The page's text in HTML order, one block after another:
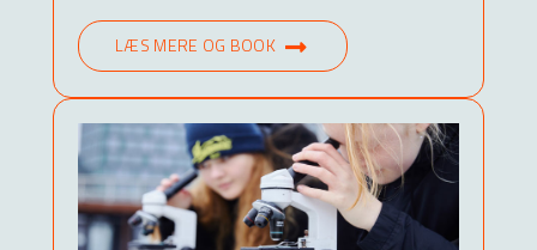
LÆS MERE OG BOOK